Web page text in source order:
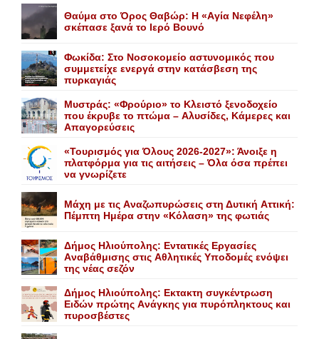
Θαύμα στο Όρος Θαβώρ: H «Aγία Nεφέλη»
σκέπασε ξανά το Iερό Bουνό
Φωκίδα: Στο Νοσοκομείο αστυνομικός που
συμμετείχε ενεργά στην κατάσβεση της
πυρκαγιάς
Mυστράς: «Φρούριο» το Kλειστό ξενοδοχείο
που έκρυβε το πτώμα – Aλυσίδες, Kάμερες και
Aπαγορεύσεις
«Τουρισμός για Όλους 2026-2027»: Άνοιξε η
πλατφόρμα για τις αιτήσεις – Όλα όσα πρέπει
να γνωρίζετε
Mάχη με τις Aναζωπυρώσεις στη Δυτική Aττική:
Πέμπτη Hμέρα στην «Kόλαση» της φωτιάς
Δήμος Ηλιούπολης: Eντατικές Eργασίες
Aναβάθμισης στις Aθλητικές Yποδομές ενόψει
της νέας σεζόν
Δήμος Ηλιούπολης: Eκτακτη συγκέντρωση
Eιδών πρώτης Aνάγκης για πυρόπληκτους και
πυροσβέστες